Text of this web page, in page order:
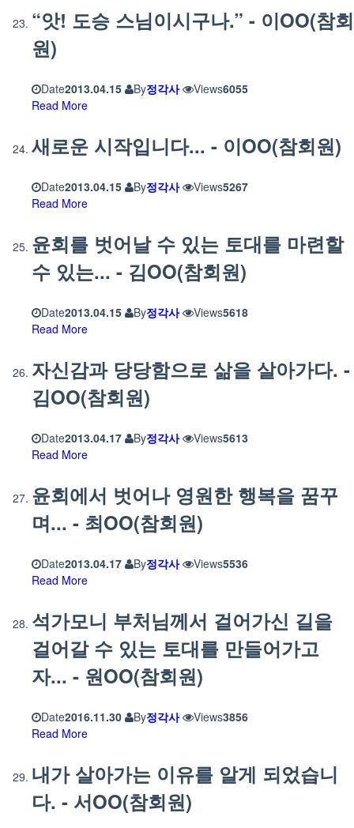
“앗! 도승 스님이시구나.” - 이OO(참회
원)
Date2013.04.15 By정각사 Views6055
Read More
새로운 시작입니다... - 이OO(참회원)
Date2013.04.15 By정각사 Views5267
Read More
윤회를 벗어날 수 있는 토대를 마련할
수 있는... - 김OO(참회원)
Date2013.04.15 By정각사 Views5618
Read More
자신감과 당당함으로 삶을 살아가다. -
김OO(참회원)
Date2013.04.17 By정각사 Views5613
Read More
윤회에서 벗어나 영원한 행복을 꿈꾸
며... - 최OO(참회원)
Date2013.04.17 By정각사 Views5536
Read More
석가모니 부처님께서 걸어가신 길을
걸어갈 수 있는 토대를 만들어가고
자... - 원OO(참회원)
Date2016.11.30 By정각사 Views3856
Read More
내가 살아가는 이유를 알게 되었습니
다. - 서OO(참회원)